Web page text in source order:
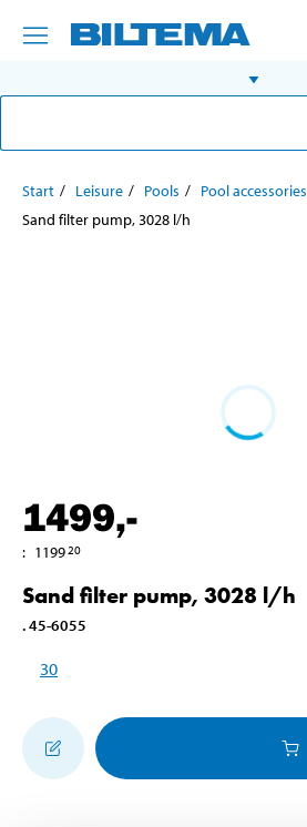
Start Leisure Pools
Pool accessories
Sand filter pump, 3028 l/h
1499,-
: 119920
Sand filter pump, 3028 l/h
.45-6055
30